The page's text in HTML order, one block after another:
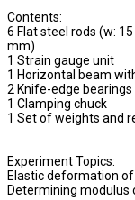
Contents:
6 Flat steel rods (w:
mm)
1 Strain gauge unit
1 Horizontal beam
2 Knife-edge bearings
1 Clamping chuck
1 Set of weights and
Experiment Topics:
Elastic deformation
Determining modulus